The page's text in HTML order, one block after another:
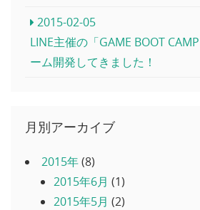
2015-02-05
LINE主催の「GAME BOOT
ーム開発してきました！
月別アーカイブ
2015年(8)
2015年6月 (1)
2015年5月 (2)